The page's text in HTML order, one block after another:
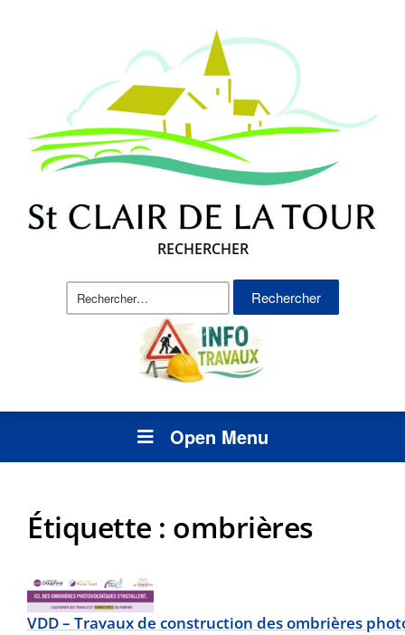
RECHERCHER
Rechercher :
Open Menu
Étiquette : ombrières
VDD – Travaux de construction des ombrières